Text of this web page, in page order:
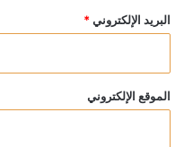
البريد الإلكتروني *
الموقع الإلكتروني